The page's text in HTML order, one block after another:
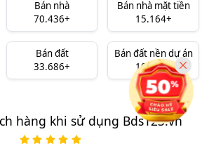
Bán nhà
70.436+
Bán nhà mặt tiền
15.164+
Bán đất
33.686+
Bán đất nền dự án
10.324+
hàng khi sử dụng Bds123.vn